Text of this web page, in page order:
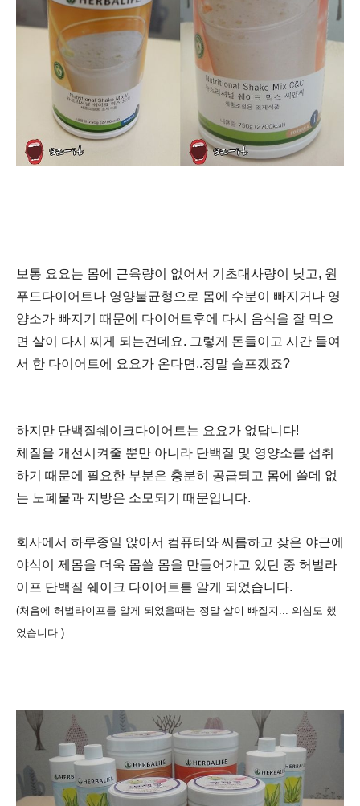
보통 요요는 몸에 근육량이 없어서 기초대사량이 낮고, 원
푸드다이어트나 영양불균형으로 몸에 수분이 빠지거나 영
양소가 빠지기 때문에 다이어트후에 다시 음식을 잘 먹으
면 살이 다시 찌게 되는건데요. 그렇게 돈들이고 시간 들여
서 한 다이어트에 요요가 온다면..정말 슬프겠죠?
하지만 단백질쉐이크다이어트는 요요가 없답니다!
체질을 개선시켜줄 뿐만 아니라 단백질 및 영양소를 섭취
하기 때문에 필요한 부분은 충분히 공급되고 몸에 쓸데 없
는 노폐물과 지방은 소모되기 때문입니다.
회사에서 하루종일 앉아서 컴퓨터와 씨름하고 잦은 야근에
야식이 제몸을 더욱 몹쓸 몸을 만들어가고 있던 중 허벌라
이프 단백질 쉐이크 다이어트를 알게 되었습니다.
(처음에 허벌라이프를 알게 되었을때는 정말 살이 빠질지... 의심도 했
었습니다.)